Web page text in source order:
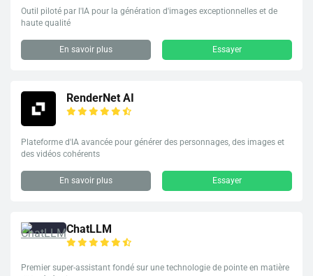
Outil piloté par l'IA pour la génération d'images exceptionnelles et de
haute qualité
En savoir plus Essayer
RenderNet AI
Plateforme d'IA avancée pour générer des personnages, des images et
des vidéos cohérents
En savoir plus Essayer
ChatLLM
Premier super-assistant fondé sur une technologie de pointe en matière